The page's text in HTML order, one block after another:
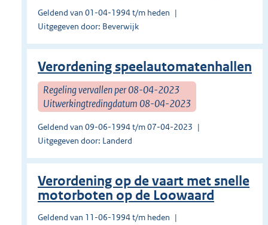
Geldend van 01-04-1994 t/m heden
Uitgegeven door: Beverwijk
Verordening speelautomatenhallen
Regeling vervallen per 08-04-2023
Uitwerkingtredingdatum 08-04-2023
Geldend van 09-06-1994 t/m 07-04-2023
Uitgegeven door: Landerd
Verordening op de vaart met snelle
motorboten op de Loowaard
Geldend van 11-06-1994 t/m heden